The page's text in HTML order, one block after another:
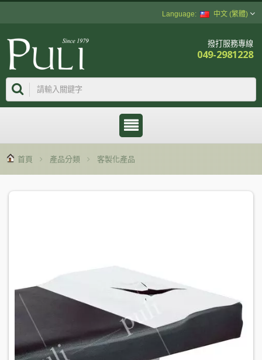
中文 (繁體)
撥打服務專線
049-2981228
首頁 產品分類 客製化產品